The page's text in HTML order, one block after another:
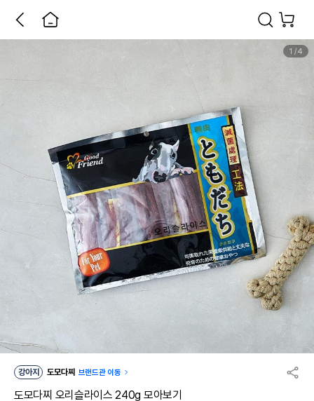
1 /4
강아지 도모다찌 브랜드관 이동
도모다찌 오리슬라이스 240g 모아보기